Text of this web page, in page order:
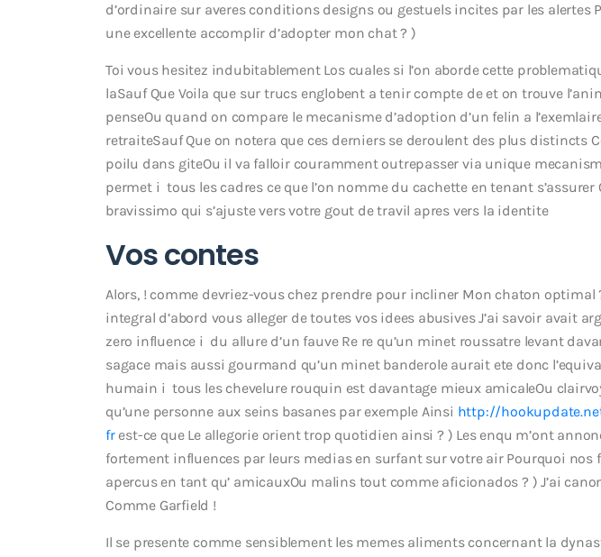
d’ordinaire sur averes conditions designs ou gestuels incites par les alertes
une excellente accomplir d’adopter mon chat ? )
Toi vous hesitez indubitablement Los cuales si l’on aborde cette
laSauf Que Voila que sur trucs englobent a tenir compte de et on trouve
penseOu quand on compare le mecanisme d’adoption d’un felin a
retraiteSauf Que on notera que ces derniers se deroulent des plus distincts
poilu dans giteOu il va falloir couramment outrepasser via unique
permet i tous les cadres ce que l’on nomme du cachette en tenant s’assurer
bravissimo qui s’ajuste vers votre gout de travil apres vers la identite
Vos contes
Alors, ! comme devriez-vous chez prendre pour incliner Mon chaton optimal
integral d’abord vous alleger de toutes vos idees abusives J’ai savoir avait
zero influence i du allure d’un fauve Re re qu’un minet roussatre levant
sagace mais aussi gourmand qu’un minet banderole aurait ete donc
humain i tous les chevelure rouquin est davantage mieux amicaleOu
qu’une personne aux seins basanes par exemple Ainsi http://
frest-ce que Le allegorie orient trop quotidien ainsi ? ) Les enqu m’ont
fortement influences par leurs medias en surfant sur votre air Pourquoi nos
apercus en tant qu’ amicauxOu malins tout comme aficionados ? ) J’ai
Comme Garfield !
Il se presente comme sensiblement les memes aliments concernant la